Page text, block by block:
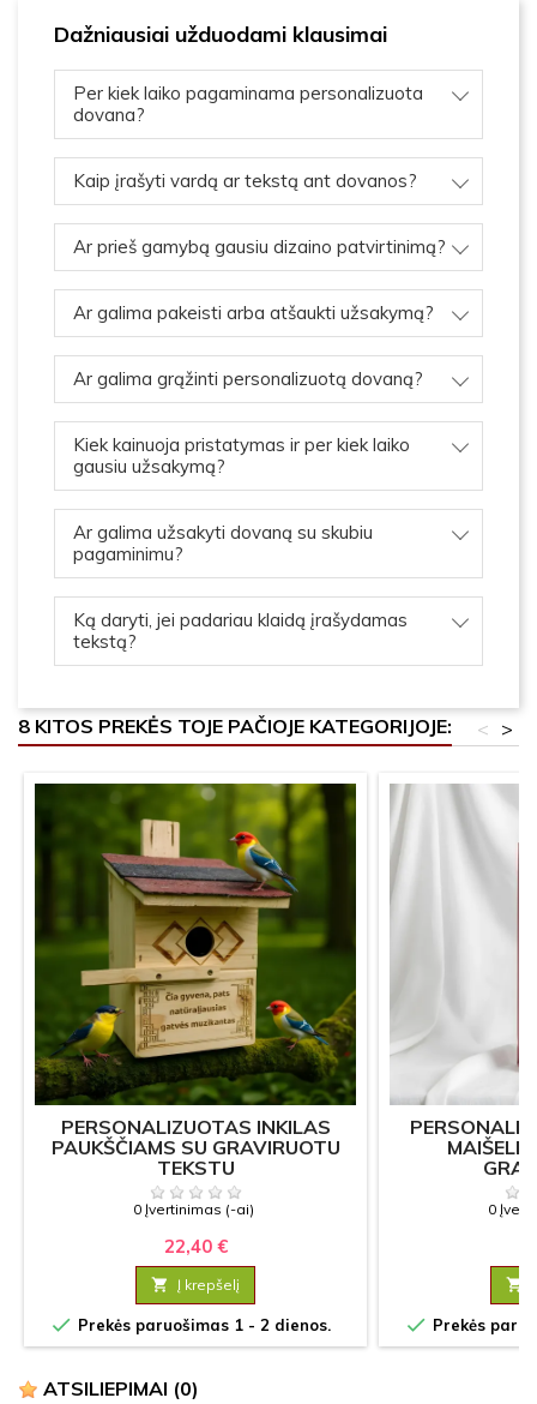
Dažniausiai užduodami klausimai
Per kiek laiko pagaminama personalizuota
dovana?
Kaip įrašyti vardą ar tekstą ant dovanos?
Ar prieš gamybą gausiu dizaino patvirtinimą?
Ar galima pakeisti arba atšaukti užsakymą?
Ar galima grąžinti personalizuotą dovaną?
Kiek kainuoja pristatymas ir per kiek laiko
gausiu užsakymą?
Ar galima užsakyti dovaną su skubiu
pagaminimu?
Ką daryti, jei padariau klaidą įrašydamas
tekstą?
8 KITOS PREKĖS TOJE PAČIOJE KATEGORIJOJE: >
<
PERSONALIZUOTAS INKILAS
PAUKŠČIAMS SU GRAVIRUOTU
TEKSTU
0 Įvertinimas (-ai)
22,40 €
 Į krepšelį
 Prekės paruošimas 1 - 2 dienos.
0

 Prekės
ATSILIEPIMAI (0)